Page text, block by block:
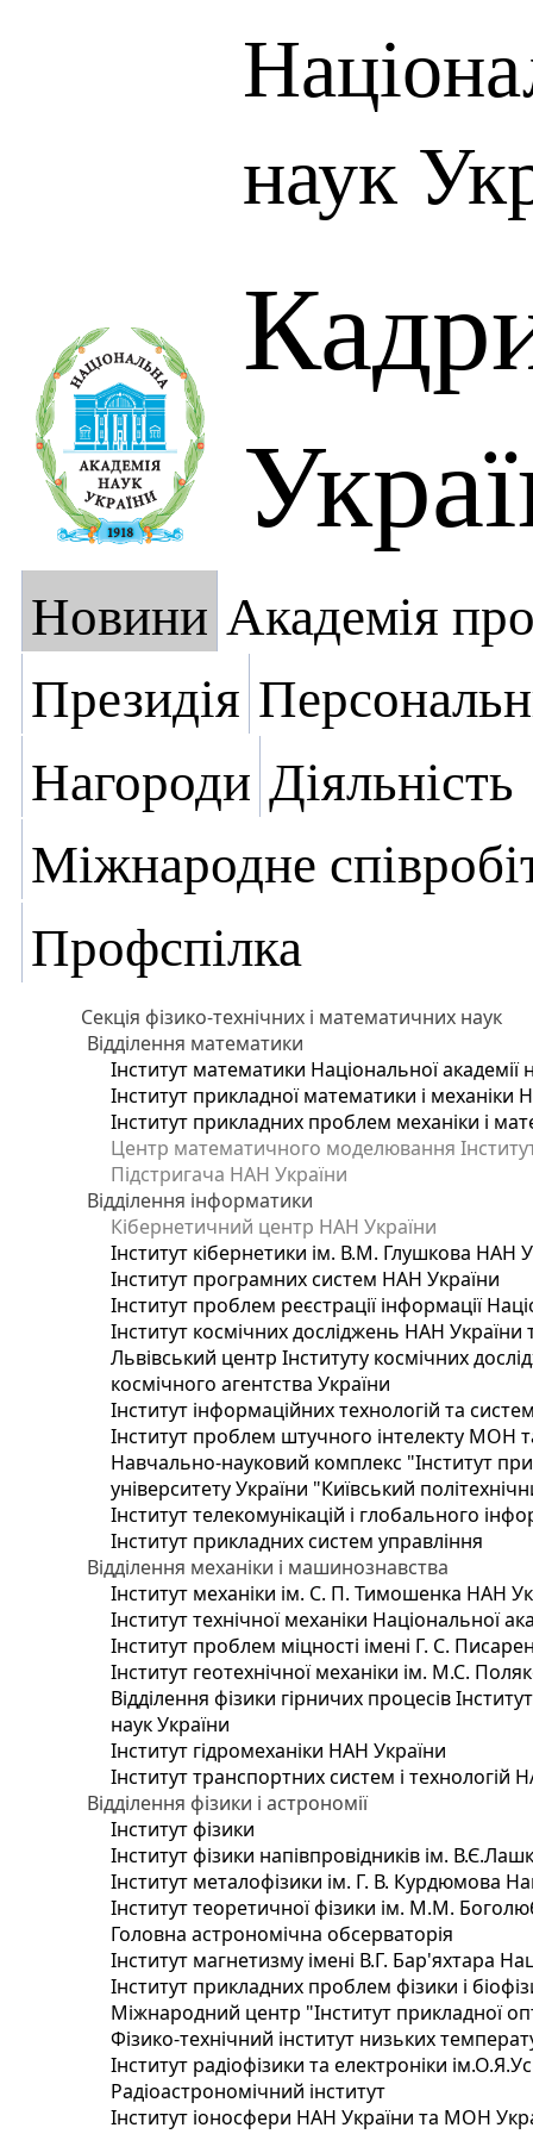
наук
Новини Академія
Президія
Нагороди Діяльність
Міжнародне
Профспілка
Секція фізико-технічних і математичних наук
Відділення математики
Інститут математики Національної академії
Інститут прикладної математики і механіки
Інститут прикладних проблем механіки і
Центр математичного моделювання
Підстригача НАН України
Відділення інформатики
Кібернетичний центр НАН України
Інститут кібернетики ім. В.М. Глушкова НАН
Інститут програмних систем НАН України
Інститут проблем реєстрації інформації
Інститут космічних досліджень НАН України
Львівський центр Інституту космічних
космічного агентства України
Інститут інформаційних технологій та
Інститут проблем штучного інтелекту МОН
Навчально-науковий комплекс "Інститут
університету України "Київський
Інститут телекомунікацій і глобального
Інститут прикладних систем управління
Відділення механіки і машинознавства
Інститут механіки ім. С. П. Тимошенка НАН
Інститут технічної механіки Національної
Інститут проблем міцності імені Г. С.
Інститут геотехнічної механіки ім. М.С.
Відділення фізики гірничих процесів
наук України
Інститут гідромеханіки НАН України
Інститут транспортних систем і технологій
Відділення фізики і астрономії
Інститут фізики
Інститут фізики напівпровідників ім.
Інститут металофізики ім. Г. В. Курдюмова
Інститут теоретичної фізики ім. М.М.
Головна астрономічна обсерваторія
Інститут магнетизму імені В.Г. Бар'яхтара
Інститут прикладних проблем фізики і
Міжнародний центр "Інститут прикладної
Фізико-технічний інститут низьких
Інститут радіофізики та електроніки
Радіоастрономічний інститут
Інститут іоносфери НАН України та МОН